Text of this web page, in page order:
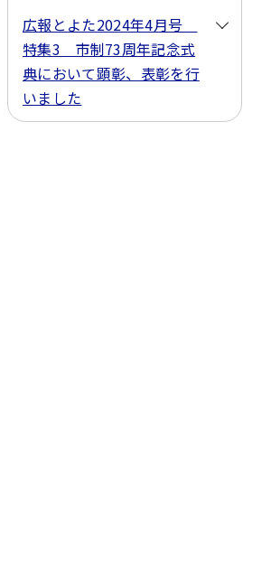
広報とよた2024年4月号
特集3 市制73周年記念式
典において顕彰、表彰を行
いました